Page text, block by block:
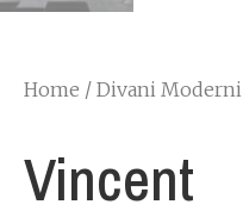
Home / Divani Moderni
Vincent